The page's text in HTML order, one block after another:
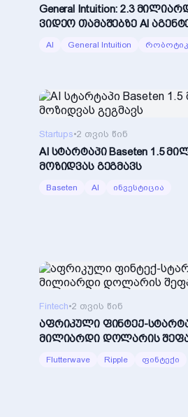
General Intuition: 2.3
ვიდეო თამაშებზე AI
AI General Intuition
Startups•2 თვის წინ
AI სტარტაპი Baseten 1.5
მოზიდვას გეგმავს
Baseten AI ინვესტიცია
Fintech•2 თვის წინ
აფრიკული ფინტექ-
მილიარდი დოლარის
Flutterwave Ripple ფინტექი